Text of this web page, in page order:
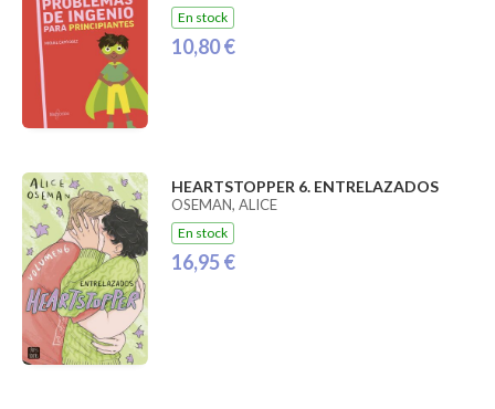
En stock
10,80 €
HEARTSTOPPER 6. ENTRELAZADOS
OSEMAN, ALICE
En stock
16,95 €